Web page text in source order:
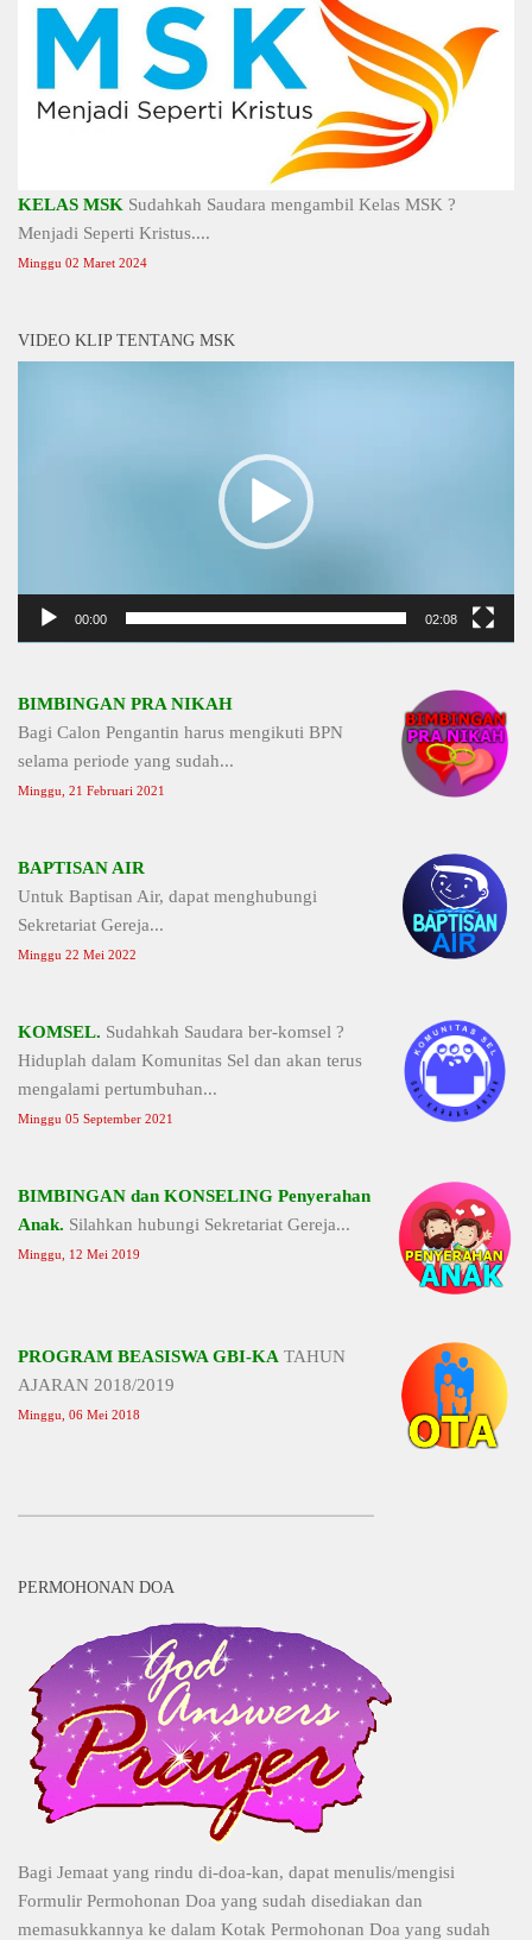
KELAS MSK Sudahkah Saudara mengambil Kelas MSK ?
Menjadi Seperti Kristus....
Minggu 02 Maret 2024
VIDEO KLIP TENTANG MSK
00:00 02:08
BIMBINGAN PRA NIKAH
Bagi Calon Pengantin harus mengikuti BPN
selama periode yang sudah...
Minggu, 21 Februari 2021
BAPTISAN AIR
Untuk Baptisan Air, dapat menghubungi
Sekretariat Gereja...
Minggu 22 Mei 2022
KOMSEL. Sudahkah Saudara ber-komsel ?
Hiduplah dalam Komunitas Sel dan akan terus
mengalami pertumbuhan...
Minggu 05 September 2021
BIMBINGAN dan KONSELING Penyerahan
Anak. Silahkan hubungi Sekretariat Gereja...
Minggu, 12 Mei 2019
PROGRAM BEASISWA GBI-KA TAHUN
AJARAN 2018/2019
Minggu, 06 Mei 2018
PERMOHONAN DOA
Bagi Jemaat yang rindu di-doa-kan, dapat menulis/mengisi
Formulir Permohonan Doa yang sudah disediakan dan
memasukkannya ke dalam Kotak Permohonan Doa yang sudah